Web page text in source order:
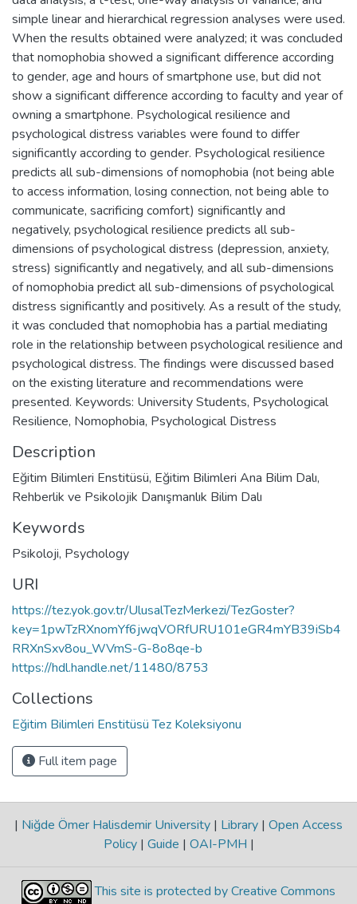
simple linear and hierarchical regression analyses were used.
When the results obtained were analyzed; it was concluded
that nomophobia showed a significant difference according
to gender, age and hours of smartphone use, but did not
show a significant difference according to faculty and year of
owning a smartphone. Psychological resilience and
psychological distress variables were found to differ
significantly according to gender. Psychological resilience
predicts all sub-dimensions of nomophobia (not being able
to access information, losing connection, not being able to
communicate, sacrificing comfort) significantly and
negatively, psychological resilience predicts all sub-
dimensions of psychological distress (depression, anxiety,
stress) significantly and negatively, and all sub-dimensions
of nomophobia predict all sub-dimensions of psychological
distress significantly and positively. As a result of the study,
it was concluded that nomophobia has a partial mediating
role in the relationship between psychological resilience and
psychological distress. The findings were discussed based
on the existing literature and recommendations were
presented. Keywords: University Students, Psychological
Resilience, Nomophobia, Psychological Distress
Description
Eğitim Bilimleri Enstitüsü, Eğitim Bilimleri Ana Bilim Dalı,
Rehberlik ve Psikolojik Danışmanlık Bilim Dalı
Keywords
Psikoloji, Psychology
URI
https://tez.yok.gov.tr/UlusalTezMerkezi/TezGoster?
key=1pwTzRXnomYf6jwqVORfURU101eGR4mYB39iSb4
RRXnSxv8ou_WVmS-G-8o8qe-b
https://hdl.handle.net/11480/8753
Collections
Eğitim Bilimleri Enstitüsü Tez Koleksiyonu
Full item page
| Niğde Ömer Halisdemir University | Library | Open Access
Policy | Guide | OAI-PMH |
This site is protected by Creative Commons